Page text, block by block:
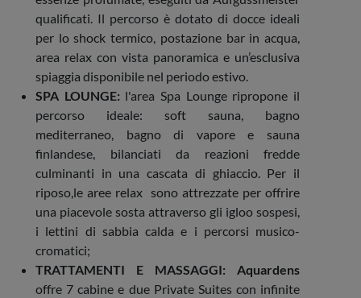
qualificati. Il percorso è dotato di docce ideali
per lo shock termico, postazione bar in acqua,
area relax con vista panoramica e un’esclusiva
spiaggia disponibile nel periodo estivo.
SPA LOUNGE: l'area Spa Lounge ripropone il
percorso ideale: soft sauna, bagno
mediterraneo, bagno di vapore e sauna
finlandese, bilanciati da reazioni fredde
culminanti in una cascata di ghiaccio. Per il
riposo,le aree relax sono attrezzate per offrire
una piacevole sosta attraverso gli igloo sospesi,
i lettini di sabbia calda e i percorsi musico-
cromatici;
TRATTAMENTI E MASSAGGI:
Aquardens
offre 7 cabine e due Private Suites con infinite